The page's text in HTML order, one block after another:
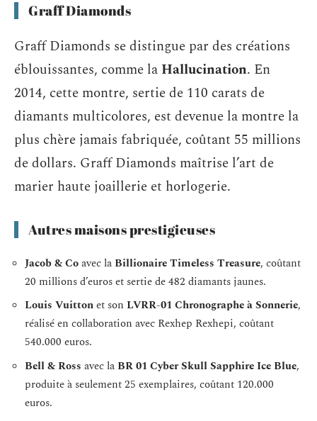
Graff Diamonds
Graff Diamonds se distingue par des créations
éblouissantes, comme la Hallucination. En
2014, cette montre, sertie de 110 carats de
diamants multicolores, est devenue la montre la
plus chère jamais fabriquée, coûtant 55 millions
de dollars. Graff Diamonds maîtrise l’art de
marier haute joaillerie et horlogerie.
Autres maisons prestigieuses
Jacob & Coavec la Billionaire Timeless Treasure, coûtant
20 millions d’euros et sertie de 482 diamants jaunes.
Louis Vuittonet son LVRR-01 Chronographe à Sonnerie,
réalisé en collaboration avec Rexhep Rexhepi, coûtant
540.000 euros.
Bell & Ross avec la BR 01 Cyber Skull Sapphire Ice Blue,
produite à seulement 25 exemplaires, coûtant 120.000
euros.